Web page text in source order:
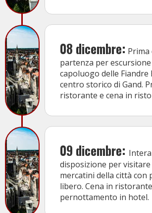
08 dicembre: Prima
partenza per
capoluogo delle Fiandre
centro storico di Gand.
ristorante e cena in
09 dicembre:
disposizione per
mercatini della città con
libero. Cena in
pernottamento in hotel.